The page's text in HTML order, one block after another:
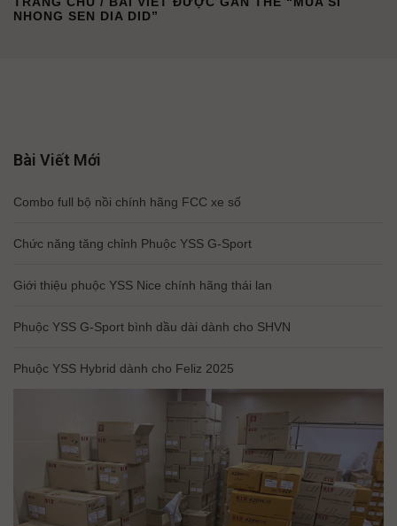
NHONG SEN DIA DID”
Bài Viết Mới
Combo full bộ nồi chính hãng FCC xe số
Chức năng tăng chỉnh Phuộc YSS G-Sport
Giới thiệu phuộc YSS Nice chính hãng thái lan
Phuộc YSS G-Sport bình dầu dài dành cho SHVN
Phuộc YSS Hybrid dành cho Feliz 2025